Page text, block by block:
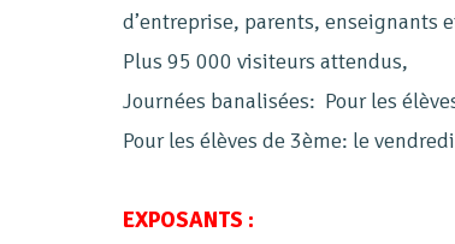
d’entreprise, parents, enseignants
Plus 95 000 visiteurs attendus,
Journées banalisées: Pour les
Pour les élèves de 3ème: le
EXPOSANTS :